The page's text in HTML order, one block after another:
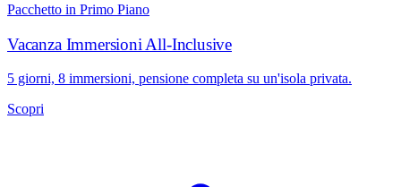
Pacchetto in Primo Piano
Vacanza Immersioni All-Inclusive
5 giorni, 8 immersioni, pensione completa su un'isola privata.
Scopri